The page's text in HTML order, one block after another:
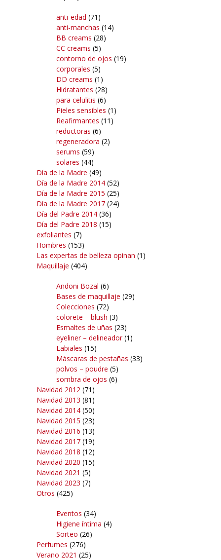
anti-edad (71)
anti-manchas (14)
BB creams (28)
CC creams (5)
contorno de ojos (19)
corporales (5)
DD creams (1)
Hidratantes (28)
para celulitis (6)
Pieles sensibles (1)
Reafirmantes (11)
reductoras (6)
regeneradora (2)
serums (59)
solares (44)
Día de la Madre (49)
Día de la Madre 2014 (52)
Día de la Madre 2015 (25)
Día de la Madre 2017 (24)
Día del Padre 2014 (36)
Día del Padre 2018 (15)
exfoliantes (7)
Hombres (153)
Las expertas de belleza opinan (1)
Maquillaje (404)
Andoni Bozal (6)
Bases de maquillaje (29)
Colecciones (72)
colorete – blush (3)
Esmaltes de uñas (23)
eyeliner – delineador(1)
Labiales (15)
Máscaras de pestañas (33)
polvos – poudre (5)
sombra de ojos (6)
Navidad 2012 (71)
Navidad 2013 (81)
Navidad 2014 (50)
Navidad 2015 (23)
Navidad 2016 (13)
Navidad 2017 (19)
Navidad 2018 (12)
Navidad 2020 (15)
Navidad 2021 (5)
Navidad 2023 (7)
Otros (425)
Eventos (34)
Higiene íntima (4)
Sorteo (26)
Perfumes (276)
Verano 2021 (25)